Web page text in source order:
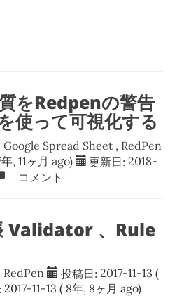
をRedpenの警告
使って可視化する
Google Spread Sheet , RedPen
, 11ヶ月 ago) 更新日: 2018-
コメント
Validator 、Rule
RedPen 投稿日: 2017-11-13 (
2017-11-13 ( 8年, 8ヶ月 ago)